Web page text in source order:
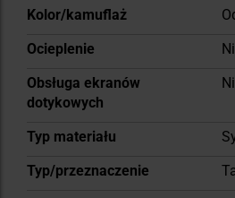
Więcej
Kolor/kamuflaż
Ocieplenie
Obsługa ekranów
dotykowych
Typ materiału
Typ/przeznaczenie